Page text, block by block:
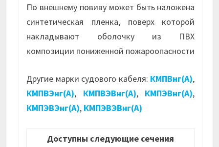
По внешнему повиву может быть наложена
синтетическая пленка, поверх которой
накладывают оболочку из ПВХ
композиции пониженной пожароопасности
Другие марки судового кабеля: КМПВнг(А),
КМПВЭнг(А), КМПВЭВнг(А), КМПЭВнг(А),
КМПЭВЭнг(А), КМПЭВЭВнг(А)
Доступны следующие сечения